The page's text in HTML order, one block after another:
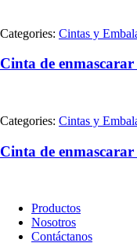
Categories: Cintas y
Cinta de
Categories: Cintas y
Cinta de
Productos
Nosotros
Contáctanos